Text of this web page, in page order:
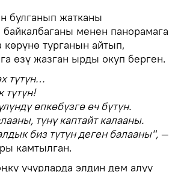
булганып жатканы
менен панорамага
көрүнө турганын айтып,
өзү жазган ырды окуп берген.
түтүн…
түтүн!
өпкөбүзгө өч бүтүн.
түнү каптайт калааны.
биз түтүн деген балааны", —
камтылган.
учурларда элдин дем алуу